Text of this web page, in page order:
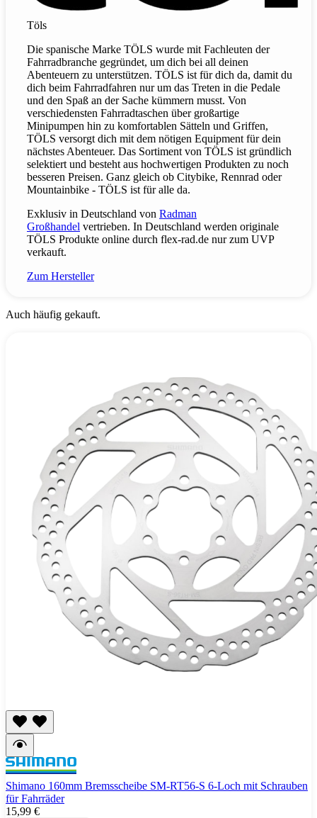
Töls
Die spanische Marke TÖLS wurde mit Fachleuten der
Fahrradbranche gegründet, um dich bei all deinen
Abenteuern zu unterstützen. TÖLS ist für dich da, damit du
dich beim Fahrradfahren nur um das Treten in die Pedale
und den Spaß an der Sache kümmern musst. Von
verschiedensten Fahrradtaschen über großartige
Minipumpen hin zu komfortablen Sätteln und Griffen,
TÖLS versorgt dich mit dem nötigen Equipment für dein
nächstes Abenteuer. Das Sortiment von TÖLS ist gründlich
selektiert und besteht aus hochwertigen Produkten zu noch
besseren Preisen. Ganz gleich ob Citybike, Rennrad oder
Mountainbike - TÖLS ist für alle da.
Exklusiv in Deutschland von Radman
Großhandel vertrieben. In Deutschland werden originale
TÖLS Produkte online durch flex-rad.de nur zum UVP
verkauft.
Zum Hersteller
Auch häufig gekauft.
Shimano 160mm Bremsscheibe SM-RT56-S 6-Loch mit Schrauben
für Fahrräder
15,99 €